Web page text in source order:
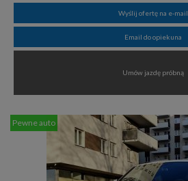
Wyślij ofertę na e-mail
Email do opiekuna
Umów jazdę próbną
Pewne auto